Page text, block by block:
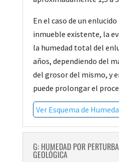
En el caso de un
inmueble existente, la
la humedad total del
años, dependiendo del
del grosor del mismo, y
puede prolongar el
Ver Esquema de
G: HUMEDAD POR
GEOLÓGICA